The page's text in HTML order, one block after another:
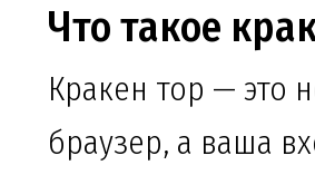
Что такое
Кракен тор — это
браузер, а ваша